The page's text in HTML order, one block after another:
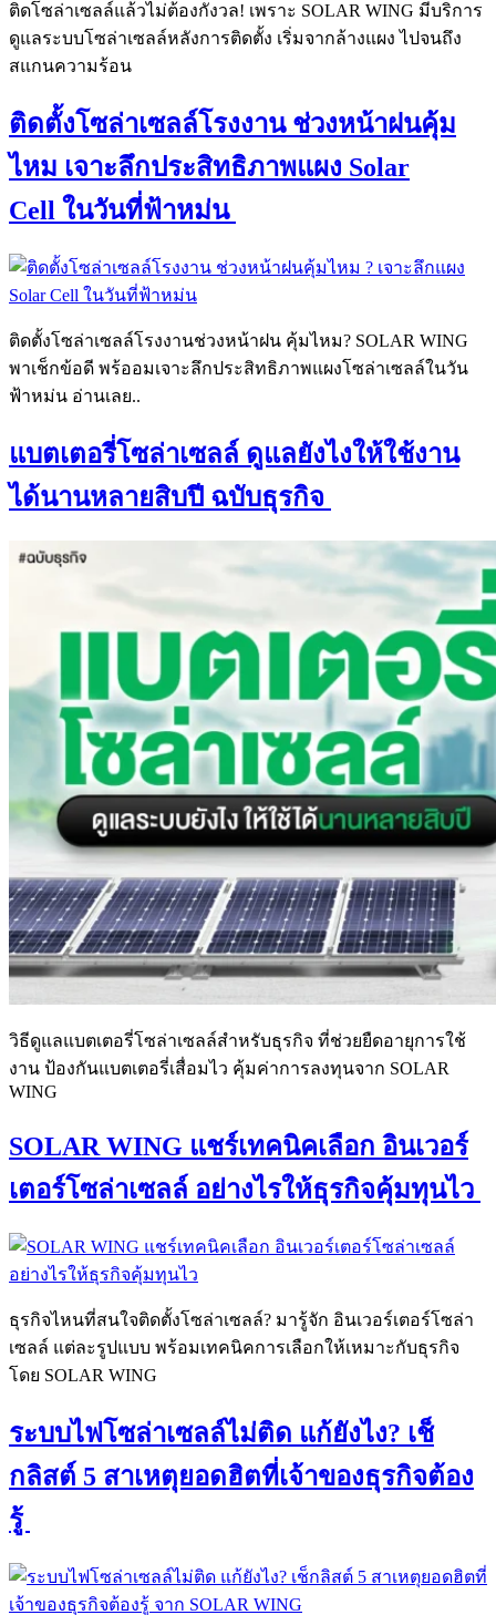
ติดโซล่าเซลล์แล้วไม่ต้องกังวล! เพราะ SOLAR WING มีบริการ
ดูแลระบบโซล่าเซลล์หลังการติดตั้ง เริ่มจากล้างแผง ไปจนถึง
สแกนความร้อน
ติดตั้งโซล่าเซลล์โรงงาน ช่วงหน้าฝนคุ้ม
ไหม เจาะลึกประสิทธิภาพแผง Solar
Cell ในวันที่ฟ้าหม่น
ติดตั้งโซล่าเซลล์โรงงานช่วงหน้าฝน คุ้มไหม? SOLAR WING
พาเช็กข้อดี พร้ออมเจาะลึกประสิทธิภาพแผงโซล่าเซลล์ในวัน
ฟ้าหม่น อ่านเลย..
แบตเตอรี่โซล่าเซลล์ ดูแลยังไงให้ใช้งาน
ได้นานหลายสิบปี ฉบับธุรกิจ
วิธีดูแลแบตเตอรี่โซล่าเซลล์สำหรับธุรกิจ ที่ช่วยยืดอายุการใช้
งาน ป้องกันแบตเตอรี่เสื่อมไว คุ้มค่าการลงทุนจาก SOLAR
WING
SOLAR WING แชร์เทคนิคเลือก อินเวอร์
เตอร์โซล่าเซลล์ อย่างไรให้ธุรกิจคุ้มทุนไว
ธุรกิจไหนที่สนใจติดตั้งโซล่าเซลล์? มารู้จัก อินเวอร์เตอร์โซล่า
เซลล์ แต่ละรูปแบบ พร้อมเทคนิคการเลือกให้เหมาะกับธุรกิจ
โดย SOLAR WING
ระบบไฟโซล่าเซลล์ไม่ติด แก้ยังไง? เช็
กลิสต์ 5 สาเหตุยอดฮิตที่เจ้าของธุรกิจต้อง
รู้